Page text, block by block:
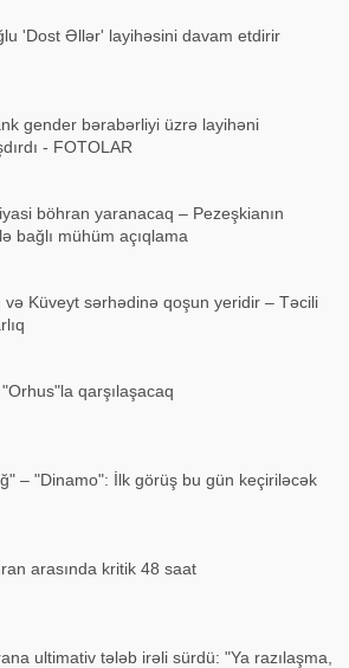
'Dost Əllər' layihəsini davam etdirir
gender bərabərliyi üzrə layihəni
- FOTOLAR
böhran yaranacaq – Pezeşkianın
bağlı mühüm açıqlama
və Küveyt sərhədinə qoşun yeridir – Təcili
qarşılaşacaq
– "Dinamo": İlk görüş bu gün keçiriləcək
arasında kritik 48 saat
ultimativ tələb irəli sürdü: "Ya razılaşma,